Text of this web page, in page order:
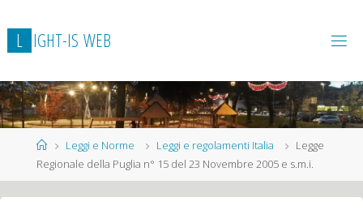
L IGHT-IS WEB
HomeLeggi e Norme Leggi e regolamenti Italia
Legge
Regionale della Puglia n° 15 del 23 Novembre 2005 e s.m.i.